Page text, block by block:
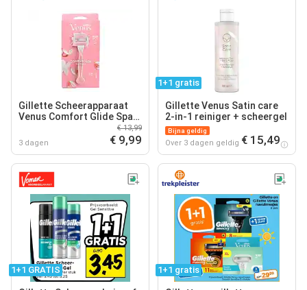
Gillette Scheerapparaat
Venus Comfort Glide Spa
3 dagen
€ 13,99
€ 9,99
1+1 gratis
Gillette Venus Satin care
2-in-1 reiniger + scheergel
Bijna geldig
Over 3 dagen geldig € 15,49
1+1 GRATIS 1+1 gratis